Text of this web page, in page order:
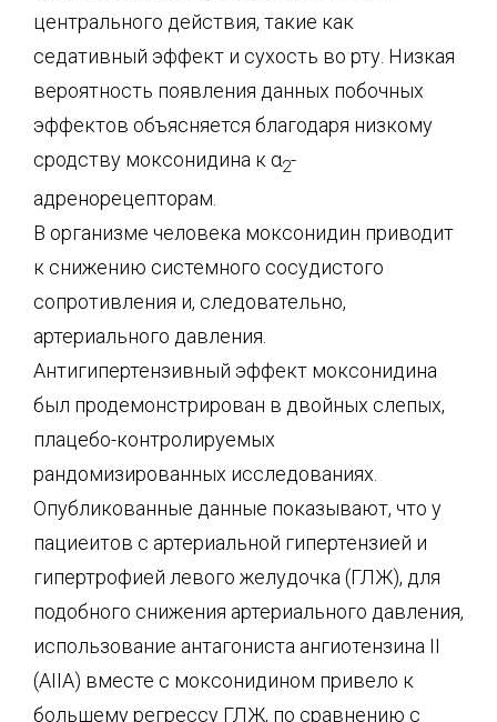
центрального действия, такие как
седативный эффект и сухость во рту. Низкая
вероятность появления данных побочных
эффектов объясняется благодаря низкому
сродству моксонидина к α2-
адренорецепторам.
В организме человека моксонидин приводит
к снижению системного сосудистого
сопротивления и, следовательно,
артериального давления.
Антигипертензивный эффект моксонидина
был продемонстрирован в двойных слепых,
плацебо-контролируемых
рандомизированных исследованиях.
Опубликованные данные показывают, что у
пациеитов с артериальной гипертензией и
гипертрофией левого желудочка (ГЛЖ), для
подобного снижения артериального давления,
использование антагониста ангиотензина II
(АIIА) вместе с моксонидином привело к
большему регрессу ГЛЖ, по сравнению с